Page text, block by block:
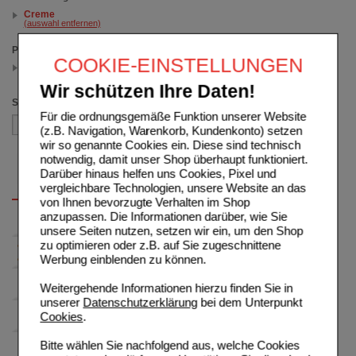
COOKIE-EINSTELLUNGEN
Wir schützen Ihre Daten!
Für die ordnungsgemäße Funktion unserer Website
(z.B. Navigation, Warenkorb, Kundenkonto) setzen
wir so genannte Cookies ein. Diese sind technisch
notwendig, damit unser Shop überhaupt funktioniert.
Darüber hinaus helfen uns Cookies, Pixel und
vergleichbare Technologien, unsere Website an das
von Ihnen bevorzugte Verhalten im Shop
anzupassen. Die Informationen darüber, wie Sie
unsere Seiten nutzen, setzen wir ein, um den Shop
zu optimieren oder z.B. auf Sie zugeschnittene
Werbung einblenden zu können.
Weitergehende Informationen hierzu finden Sie in
unserer Datenschutzerklärungbei dem Unterpunkt
Cookies.
Bitte wählen Sie nachfolgend aus, welche Cookies
Creme
(auswahl entfernen)
Packungsgröße
Sortieren nach